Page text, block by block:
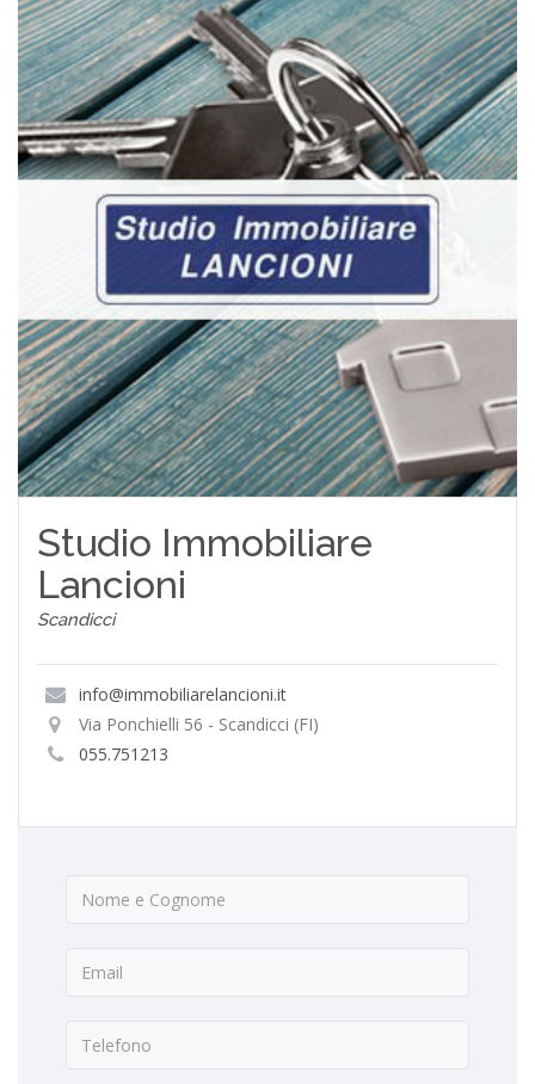
Studio Immobiliare
Lancioni
Scandicci
info@immobiliarelancioni.it
Via Ponchielli 56 - Scandicci (FI)
055.751213